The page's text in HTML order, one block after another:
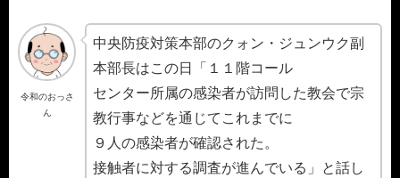
令和のおっさ
ん
中央防疫対策本部のクォン・ジュンウク副
本部長はこの日「１１階コール
センター所属の感染者が訪問した教会で宗
教行事などを通じてこれまでに
９人の感染者が確認された。
接触者に対する調査が進んでいる」と話し